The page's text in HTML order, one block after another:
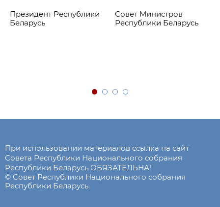
Президент Республики
Беларусь
Совет Министров
Республики Беларусь
При использовании материалов ссылка на сайт
Совета Республики Национального собрания
Республики Беларусь ОБЯЗАТЕЛЬНА!
© Совет Республики Национального собрания
Республики Беларусь.